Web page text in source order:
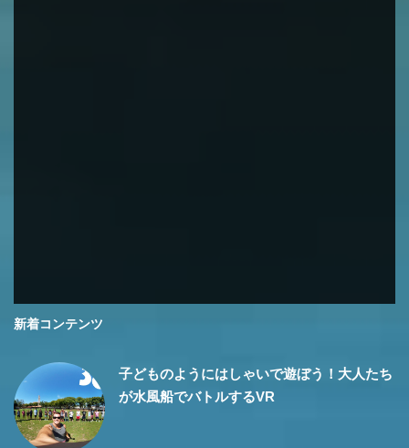
新着コンテンツ
子どものようにはしゃいで遊ぼう！大人たち
が水風船でバトルするVR